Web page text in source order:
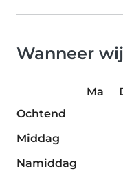
Wanneer
Ma
Ochtend
Middag
Namiddag